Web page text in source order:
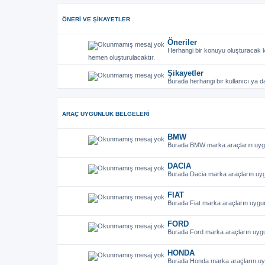
gönderen
safatezemir
ÖNERI VE ŞIKAYETLER
Öneriler
Herhangi bir konuyu oluşturacak
hemen oluşturulacaktır.
Şikayetler
Burada herhangi bir kullanıcı ya
ARAÇ UYGUNLUK BELGELERI
BMW
Burada BMW marka araçların
DACIA
Burada Dacia marka araçların
FIAT
Burada Fiat marka araçların
FORD
Burada Ford marka araçların
HONDA
Burada Honda marka araçların